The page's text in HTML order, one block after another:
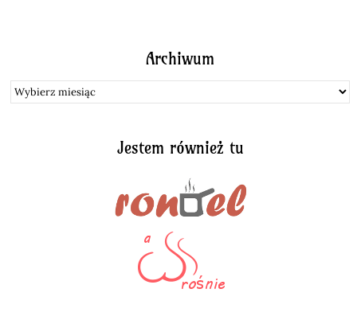
Archiwum
Archiwum
Jestem również tu